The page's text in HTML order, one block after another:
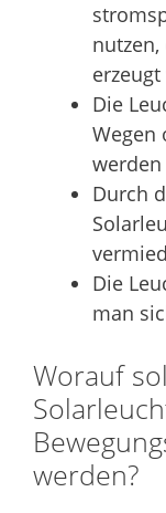
Die
Wegen
Durch
Die
man
Worauf
werden?